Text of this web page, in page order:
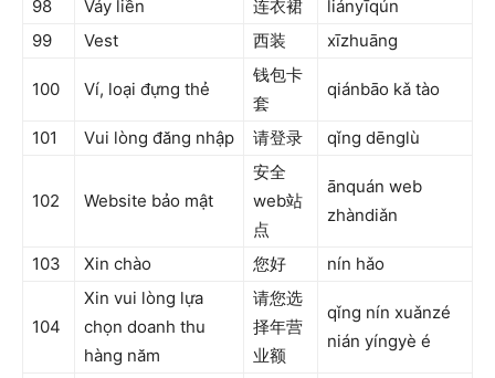
98 Váy liền 连衣裙
liányīqún
99
Vest 西装 xīzhuāng
100 Ví, loại đựng thẻ
钱包卡
套
qiánbāo kǎ tào
101 Vui lòng đăng nhập 请登录 qǐng dēnglù
102 Website bảo mật
安全
web站
点
ānquán web
zhàndiǎn
103 Xin chào 您好 nín hǎo
104
Xin vui lòng lựa
chọn doanh thu
hàng năm
请您选
择年营
业额
qǐng nín xuǎnzé
nián yíngyè é